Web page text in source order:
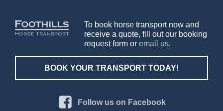
To book horse transport now and
receive a quote, fill out our booking
request form oremail us.
BOOK YOUR TRANSPORT TODAY!
Follow us on Facebook